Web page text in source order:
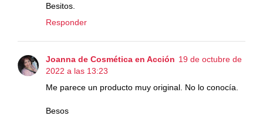
Besitos.
Responder
Joanna de Cosmética en Acción 19 de octubre de
2022 a las 13:23
Me parece un producto muy original. No lo conocía.
Besos